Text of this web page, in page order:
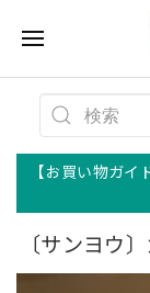
【お買い物ガ
〔サンヨウ